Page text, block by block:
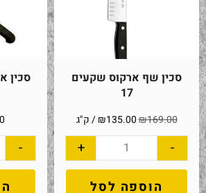
סכין שף ארקוס שקעים
17
₪169.00
₪135.00 / ק"ג
-
+
הוספה לסל
-